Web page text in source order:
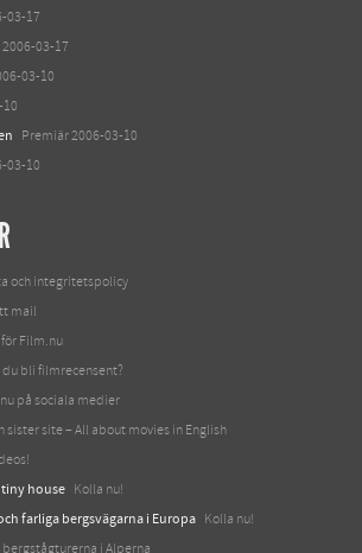
03-17
03-17
03-10
10
Premiär 2006-03-10
03-10
och integritetspolicy
mail
Film.nu
du bli filmrecensent?
på sociala medier
sister site – All about movies in English
tiny house Kolla nu!
farliga bergsvägarna i Europa Kolla nu!
bergstågturerna i Alperna